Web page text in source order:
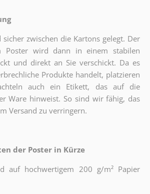
zwischen die Kartons gelegt. Der
Poster wird dann in einem stabilen
und direkt an Sie verschickt. Da es
Produkte handelt, platzieren
auch ein Etikett, das auf die
Ware hinweist. So sind wir fähig, das
Versand zu verringern.
der Poster in Kürze
auf hochwertigem 200 g/m² Papier